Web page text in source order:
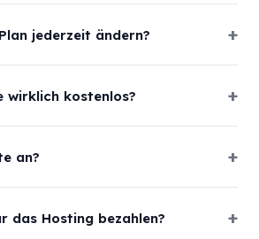
jederzeit ändern?
wirklich kostenlos?
an?
das Hosting bezahlen?